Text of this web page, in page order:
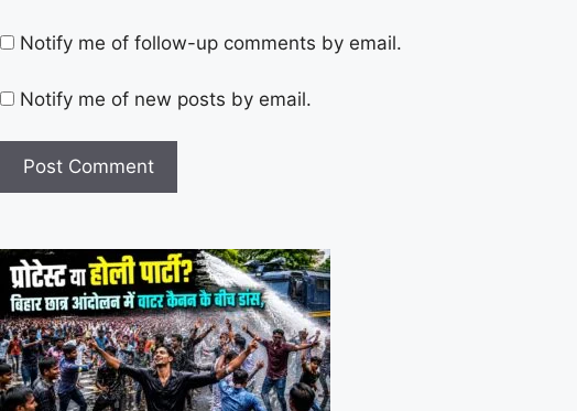
Notify me of follow-up comments by email.
Notify me of new posts by email.